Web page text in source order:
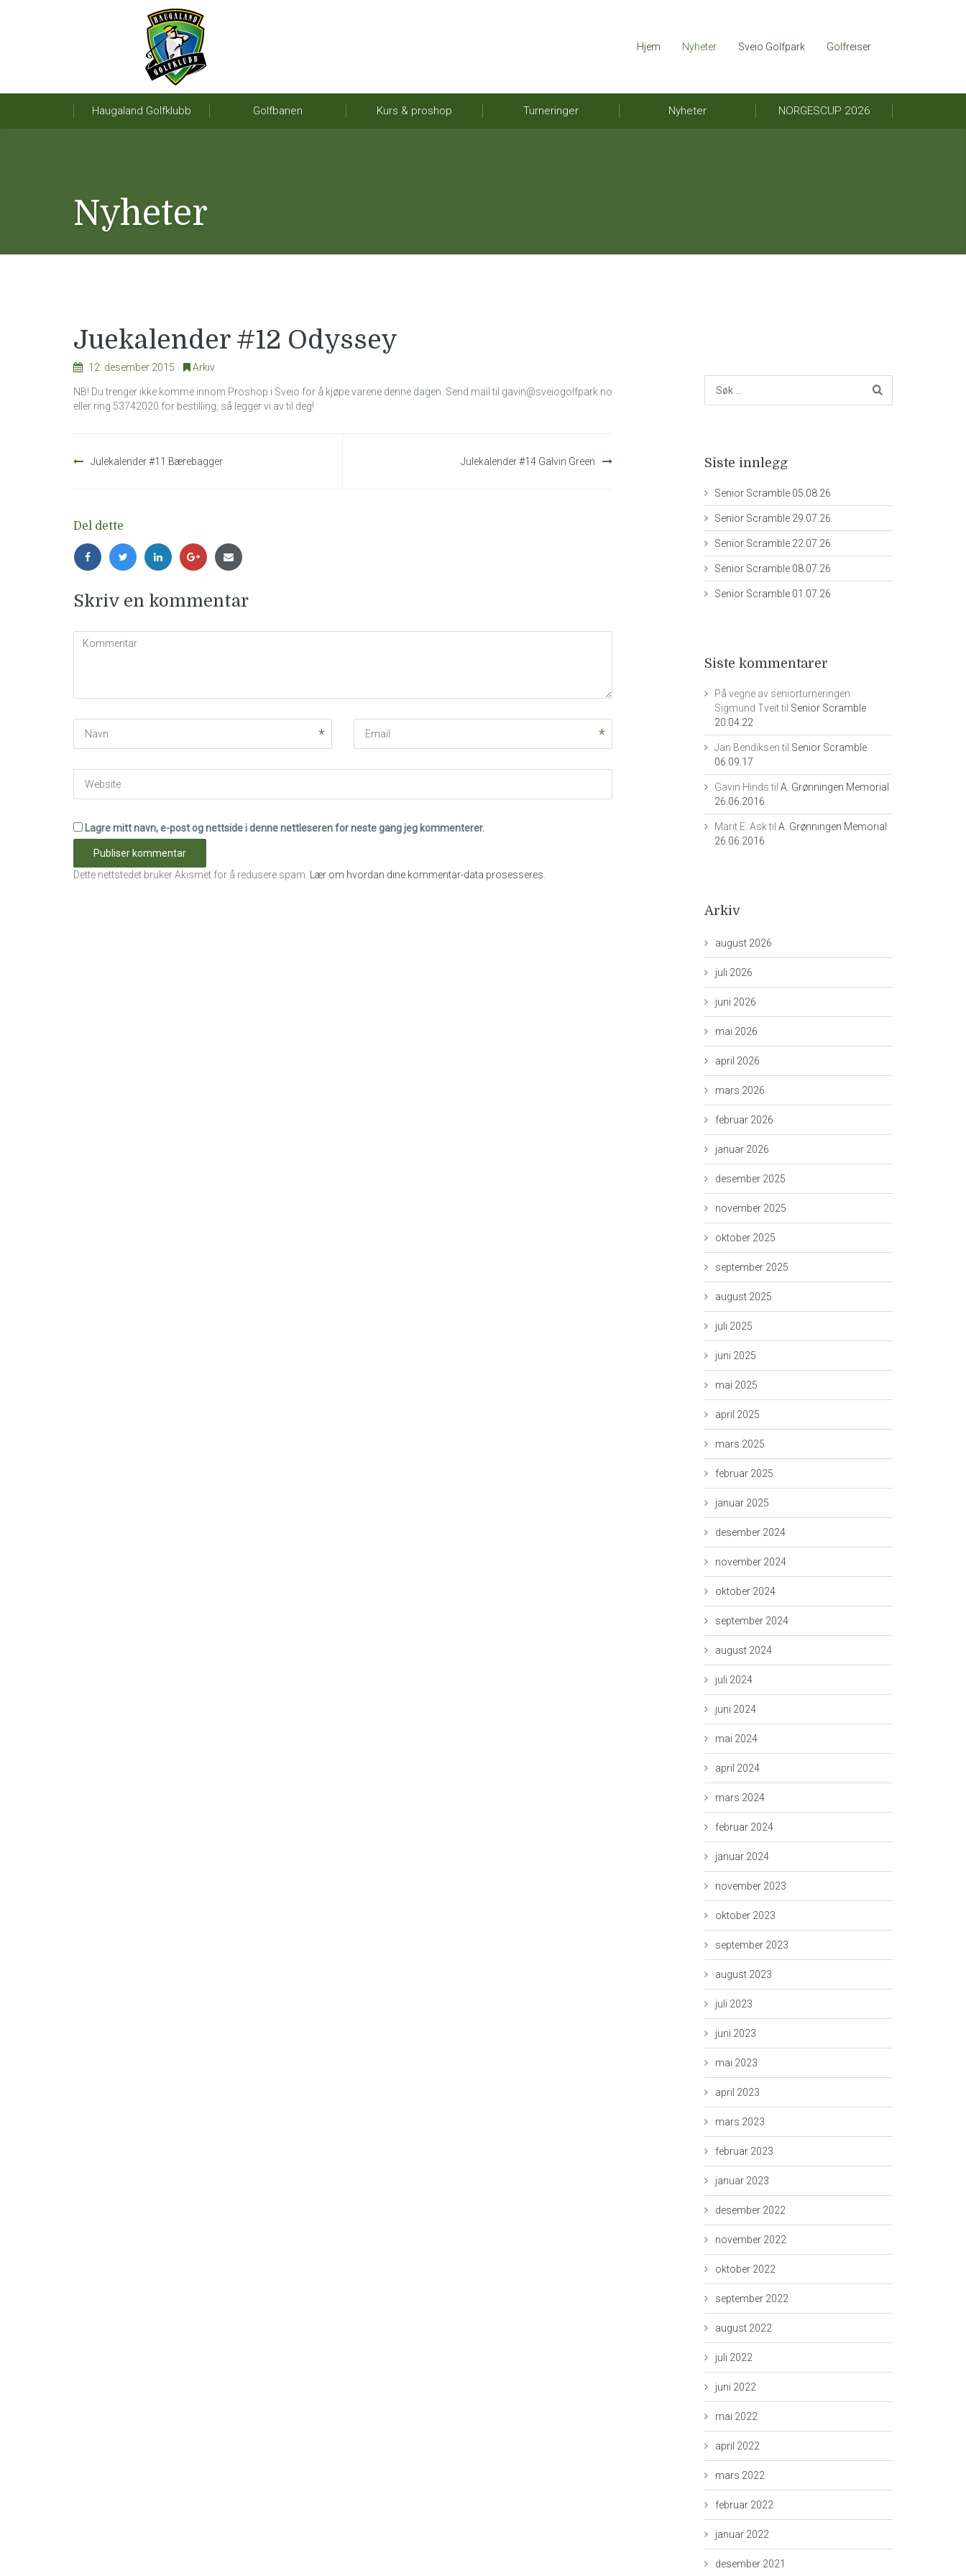
Hjem Nyheter Sveio Golfpark Golfreiser
Haugaland Golfklubb Golfbanen Kurs & proshop Turneringer Nyheter NORGESCUP 2026
Nyheter
Juekalender #12 Odyssey
12. desember 2015 Arkiv
NB! Du trenger ikke komme innom Proshop i Sveio for å kjøpe varene denne dagen. Send mail til gavin@sveiogolfpark.no
eller ring 53742020 for bestilling, så legger vi av til deg!
Julekalender #11 Bærebagger Julekalender #14 Galvin Green
Del dette
Skriv en kommentar
Kommentar
Lagre mitt navn, e-post og nettside i denne nettleseren for neste gang jeg kommenterer.
Dette nettstedet bruker Akismet for å redusere spam. Lær om hvordan dine kommentar-data prosesseres
Siste innlegg
Senior Scramble 05.08.26
Senior Scramble 29.07.26
Senior Scramble 22.07.26
Senior Scramble 08.07.26
Senior Scramble 01.07.26
Siste kommentarer
På vegne av seniorturneringen
Sigmund Tveittil Senior Scramble
20.04.22
Jan Bendiksentil Senior Scramble
06.09.17
Gavin Hindstil A. Grønningen Memorial
26.06.2016
Marit E. Asktil A. Grønningen Memorial
26.06.2016
Arkiv
august 2026
juli 2026
juni 2026
mai 2026
april 2026
mars 2026
februar 2026
januar 2026
desember 2025
november 2025
oktober 2025
september 2025
august 2025
juli 2025
juni 2025
mai 2025
april 2025
mars 2025
februar 2025
januar 2025
desember 2024
november 2024
oktober 2024
september 2024
august 2024
juli 2024
juni 2024
mai 2024
april 2024
mars 2024
februar 2024
januar 2024
november 2023
oktober 2023
september 2023
august 2023
juli 2023
juni 2023
mai 2023
april 2023
mars 2023
februar 2023
januar 2023
desember 2022
november 2022
oktober 2022
september 2022
august 2022
juli 2022
juni 2022
mai 2022
april 2022
mars 2022
februar 2022
januar 2022
desember 2021